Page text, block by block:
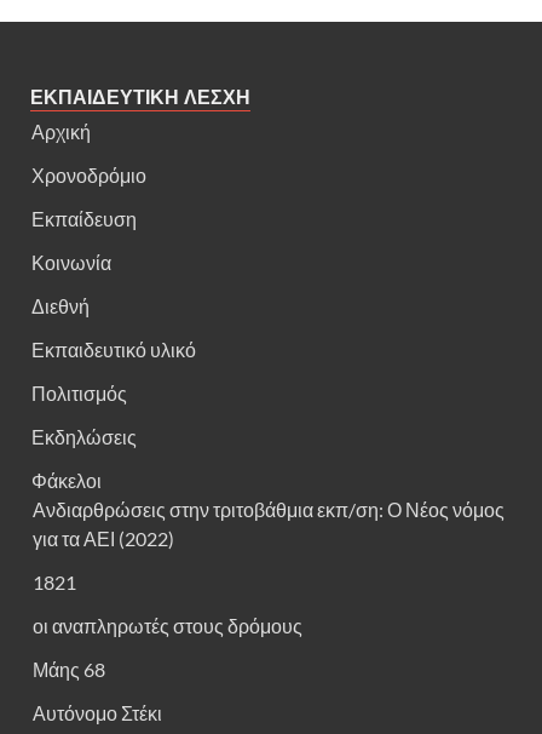
ΕΚΠΑΙΔΕΥΤΙΚΗ ΛΕΣΧΗ
Αρχική
Χρονοδρόμιο
Εκπαίδευση
Κοινωνία
Διεθνή
Εκπαιδευτικό υλικό
Πολιτισμός
Εκδηλώσεις
Φάκελοι
Ανδιαρθρώσεις στην τριτοβάθμια εκπ/ση: Ο Νέος νόμος
για τα ΑΕΙ (2022)
1821
οι αναπληρωτές στους δρόμους
Μάης 68
Αυτόνομο Στέκι